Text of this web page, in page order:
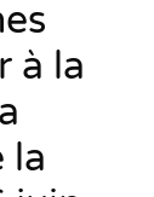
à la
la